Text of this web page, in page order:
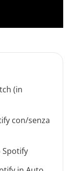
(in
con/senza
Spotify